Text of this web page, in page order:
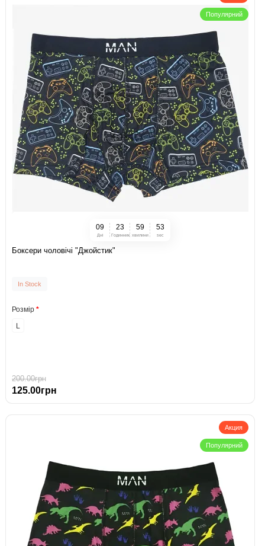
Популярний
09
Дні
23
Годинник
59
хвилини
52
sec
Боксери чоловічі "Джойстик"
In Stock
Розмір
L
200.00грн
125.00грн
Акция
Популярний